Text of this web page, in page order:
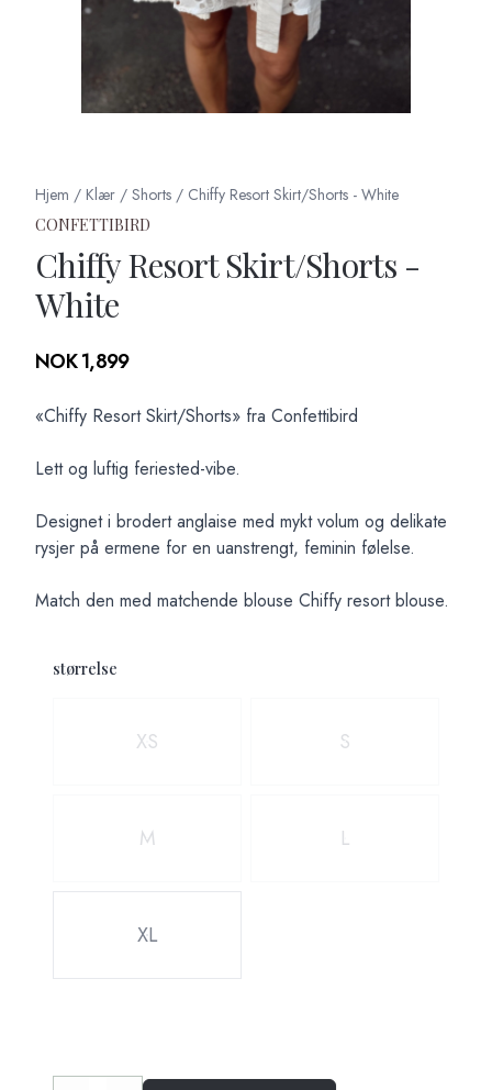
Hjem / Klær / Shorts / Chiffy Resort Skirt/Shorts - White
CONFETTIBIRD
Chiffy Resort Skirt/Shorts -
White
Produktdetaljer
NOK 1,899
Description
«Chiffy Resort Skirt/Shorts» fra Confettibird
Lett og luftig feriested-vibe.
Designet i brodert anglaise med mykt volum og delikate
rysjer på ermene for en uanstrengt, feminin følelse.
Match den med matchende blouse Chiffy resort blouse.
størrelse
XS S
M L
XL